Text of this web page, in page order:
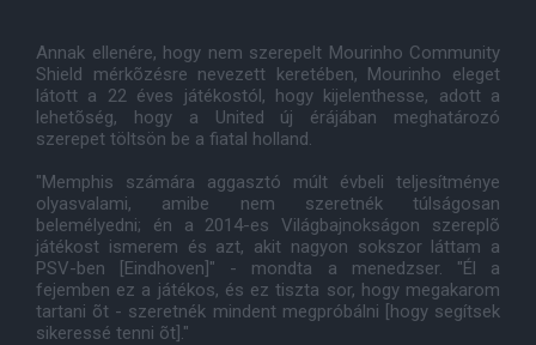
Annak ellenére, hogy nem szerepelt Mourinho Community
Shield mérkõzésre nevezett keretében, Mourinho eleget
látott a 22 éves játékostól, hogy kijelenthesse, adott a
lehetõség, hogy a United új érájában meghatározó
szerepet töltsön be a fiatal holland.
"Memphis számára aggasztó múlt évbeli teljesítménye
olyasvalami, amibe nem szeretnék túlságosan
belemélyedni; én a 2014-es Világbajnokságon szereplõ
játékost ismerem és azt, akit nagyon sokszor láttam a
PSV-ben [Eindhoven]" - mondta a menedzser. "Él a
fejemben ez a játékos, és ez tiszta sor, hogy megakarom
tartani õt - szeretnék mindent megpróbálni [hogy segítsek
sikeressé tenni õt]."